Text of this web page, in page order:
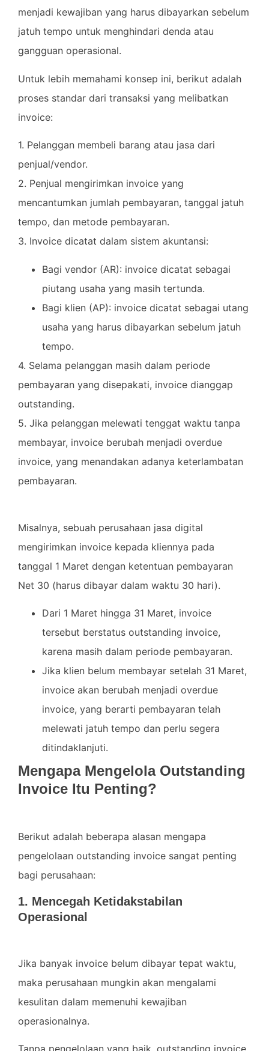
menjadi kewajiban yang harus dibayarkan sebelum
jatuh tempo untuk menghindari denda atau
gangguan operasional.
Untuk lebih memahami konsep ini, berikut adalah
proses standar dari transaksi yang melibatkan
invoice:
1. Pelanggan membeli barang atau jasa dari
penjual/vendor.
2. Penjual mengirimkan invoice yang
mencantumkan jumlah pembayaran, tanggal jatuh
tempo, dan metode pembayaran.
3. Invoice dicatat dalam sistem akuntansi:
Bagi vendor (AR): invoice dicatat sebagai
piutang usaha yang masih tertunda.
Bagi klien (AP): invoice dicatat sebagai utang
usaha yang harus dibayarkan sebelum jatuh
tempo.
4. Selama pelanggan masih dalam periode
pembayaran yang disepakati, invoice dianggap
outstanding.
5. Jika pelanggan melewati tenggat waktu tanpa
membayar, invoice berubah menjadi overdue
invoice, yang menandakan adanya keterlambatan
pembayaran.
Misalnya, sebuah perusahaan jasa digital
mengirimkan invoice kepada kliennya pada
tanggal 1 Maret dengan ketentuan pembayaran
Net 30 (harus dibayar dalam waktu 30 hari).
Dari 1 Maret hingga 31 Maret, invoice
tersebut berstatus outstanding invoice,
karena masih dalam periode pembayaran.
Jika klien belum membayar setelah 31 Maret,
invoice akan berubah menjadi overdue
invoice, yang berarti pembayaran telah
melewati jatuh tempo dan perlu segera
ditindaklanjuti.
Mengapa Mengelola Outstanding
Invoice Itu Penting?
Berikut adalah beberapa alasan mengapa
pengelolaan outstanding invoice sangat penting
bagi perusahaan:
1. Mencegah Ketidakstabilan
Operasional
Jika banyak invoice belum dibayar tepat waktu,
maka perusahaan mungkin akan mengalami
kesulitan dalam memenuhi kewajiban
operasionalnya.